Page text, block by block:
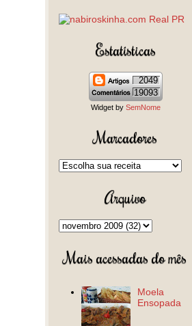
Estatísticas
2049
19093
Widget by SemNome
Marcadores
Arquivo
Mais acessadas do mês
Moela
Ensopada